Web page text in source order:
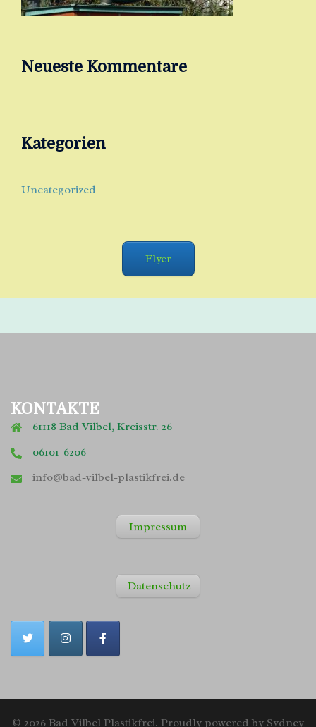
Neueste Kommentare
Kategorien
Uncategorized
Flyer
KONTAKTE
61118 Bad Vilbel, Kreisstr. 26
06101-6206
info@bad-vilbel-plastikfrei.de
Impressum
Datenschutz
© 2026 Bad Vilbel Plastikfrei. Proudly powered by Sydney